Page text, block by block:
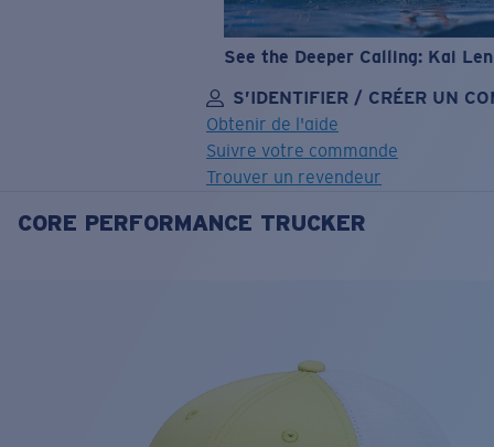
See the Deeper Calling: Kai
S’IDENTIFIER / CRÉER UN
Obtenir de l'aide
Suivre votre commande
Trouver un revendeur
OBJECTIF MIS À JOURAJOUTÉ AU PANIER!
Prix : Gratuit
Quantité:
CORE PERFORMANCE TRUCKER